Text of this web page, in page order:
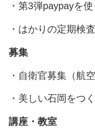
・第3弾paypayを
・はかりの定期検
募集
・自衛官募集（航空
・美しい石岡をつ
講座・教室